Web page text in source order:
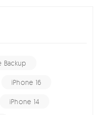
Backup
iPhone 16
iPhone 14